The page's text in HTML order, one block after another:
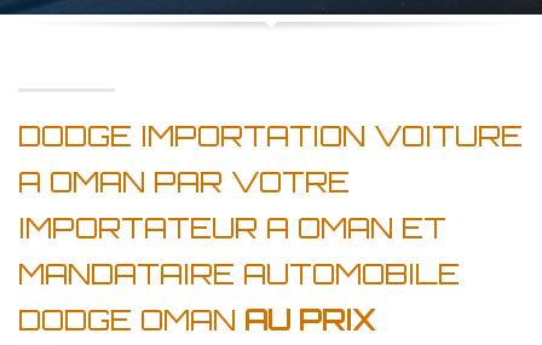
DODGE IMPORTATION VOITURE
A OMAN PAR VOTRE
IMPORTATEUR A OMAN ET
MANDATAIRE AUTOMOBILE
DODGE OMAN AU PRIX